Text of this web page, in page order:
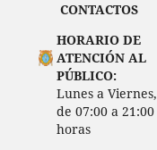
CONTACTOS
HORARIO DE
ATENCIÓN AL
PÚBLICO:
Lunes a Viernes,
de 07:00 a 21:00
horas